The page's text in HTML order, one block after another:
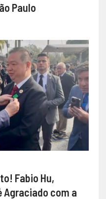
Paulo
Fabio Hu,
Agraciado com a